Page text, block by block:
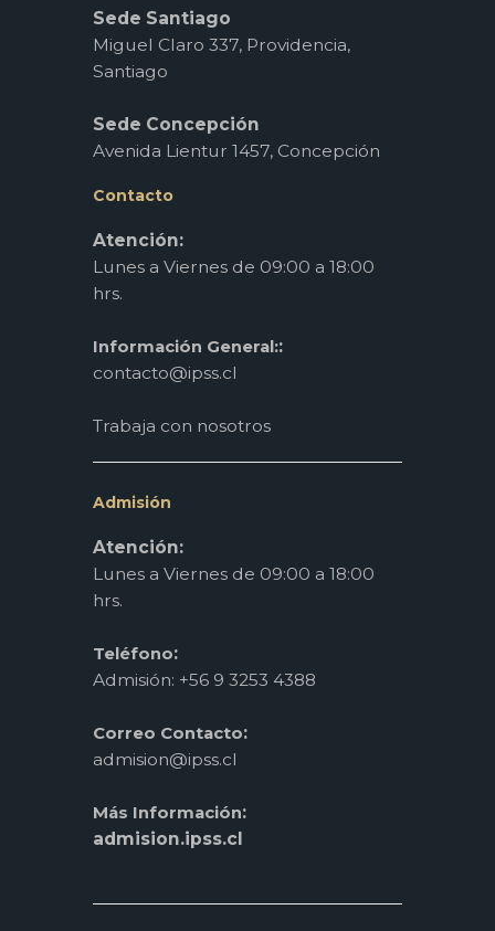
Sede Santiago
Miguel Claro 337, Providencia,
Santiago
Sede Concepción
Avenida Lientur 1457, Concepción
Contacto
Atención:
Lunes a Viernes de 09:00 a 18:00
hrs.
Información General::
contacto@ipss.cl
Trabaja con nosotros
Admisión
Atención:
Lunes a Viernes de 09:00 a 18:00
hrs.
Teléfono:
Admisión: +56 9 3253 4388
Correo Contacto:
admision@ipss.cl
Más Información:
admision.ipss.cl